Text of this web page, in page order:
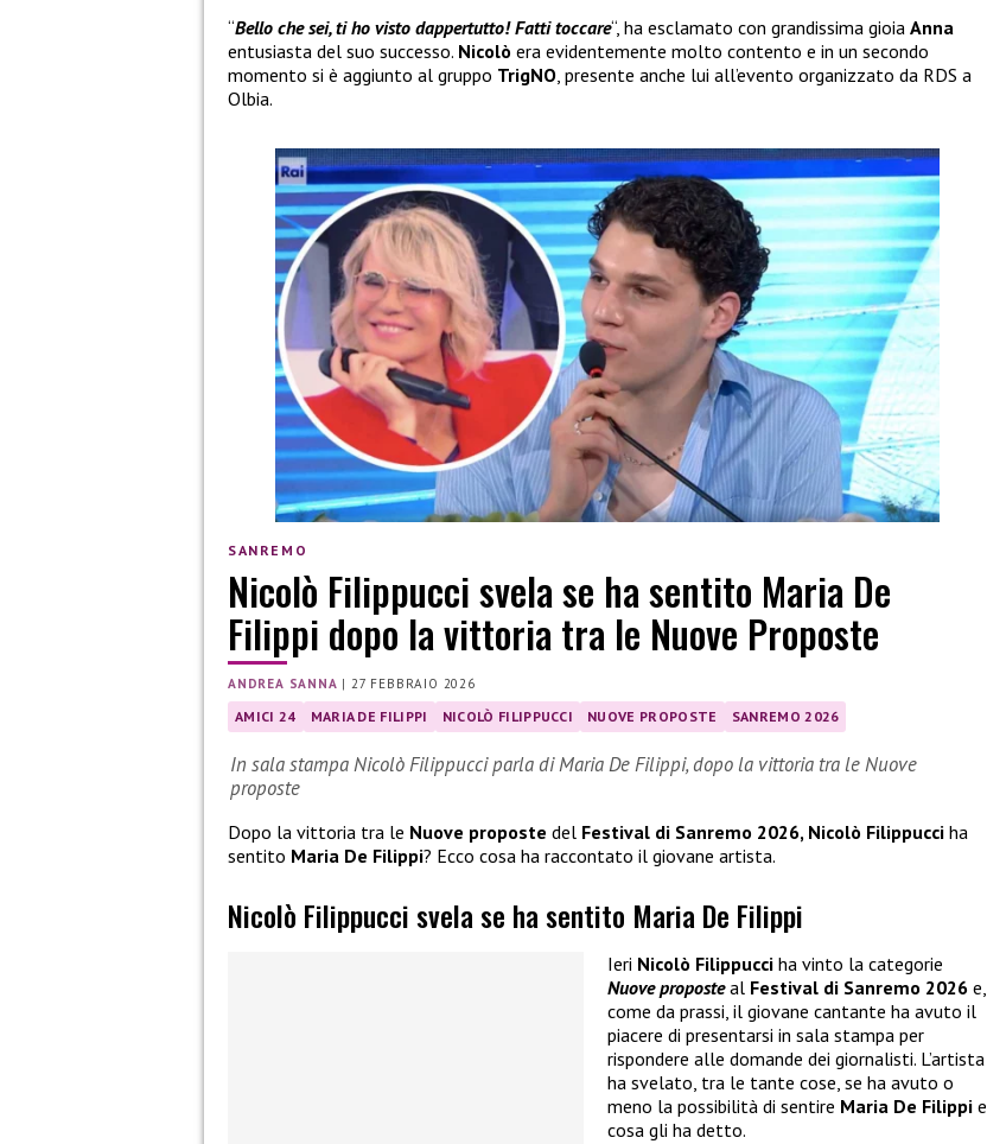
“Bello che sei, ti ho visto dappertutto! Fatti toccare“, ha esclamato con grandissima gioia Anna
entusiasta del suo successo. Nicolò era evidentemente molto contento e in un secondo
momento si è aggiunto al gruppo TrigNO , presente anche lui all’evento organizzato da RDS a
Olbia.
SANREMO
Nicolò Filippucci svela se ha sentito Maria De
Filippi dopo la vittoria tra le Nuove Proposte
ANDREA SANNA |27 FEBBRAIO 2026
AMICI 24 MARIA DE FILIPPI NICOLÒ FILIPPUCCI NUOVE PROPOSTE SANREMO 2026
In sala stampa Nicolò Filippucci parla di Maria De Filippi, dopo la vittoria tra le Nuove
proposte
Dopo la vittoria tra le Nuove proposte del Festival di Sanremo 2026, Nicolò Filippucci ha
sentito Maria De Filippi? Ecco cosa ha raccontato il giovane artista.
Nicolò Filippucci svela se ha sentito Maria De Filippi
Ieri Nicolò Filippucci ha vinto la categorie
Nuove proposteal Festival di Sanremo 2026 e,
come da prassi, il giovane cantante ha avuto il
piacere di presentarsi in sala stampa per
rispondere alle domande dei giornalisti. L’artista
ha svelato, tra le tante cose, se ha avuto o
meno la possibilità di sentire Maria De Filippi e
cosa gli ha detto.